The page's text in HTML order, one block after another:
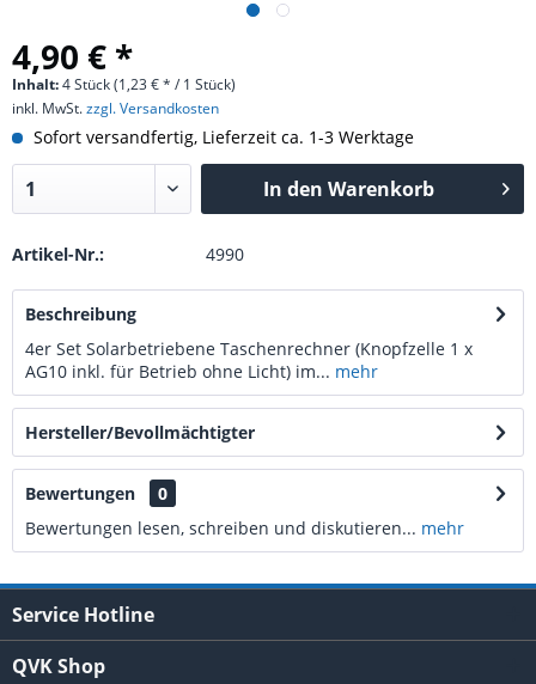
4,90 € *
Inhalt:4 Stück (1,23 € * / 1 Stück)
inkl. MwSt.zzgl. Versandkosten
Sofort versandfertig, Lieferzeit ca. 1-3 Werktage
In den Warenkorb
Artikel-Nr.: 4990
Beschreibung
4er Set Solarbetriebene Taschenrechner (Knopfzelle 1 x
AG10 inkl. für Betrieb ohne Licht) im... mehr
Hersteller/Bevollmächtigter
Bewertungen
0
Bewertungen lesen, schreiben und diskutieren... mehr
Service Hotline
QVK Shop